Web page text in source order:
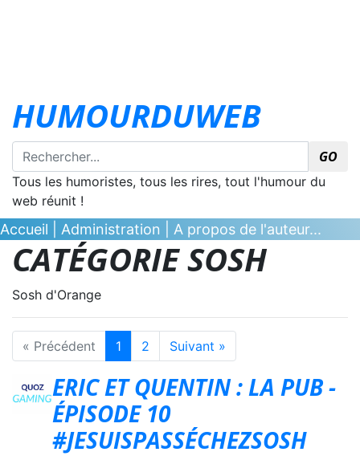
HUMOURDUWEB
GO
Tous les humoristes, tous les rires, tout l'humour du
web réunit !
Accueil Administration A propos de l'auteur...
CATÉGORIE SOSH
Sosh d'Orange
« Précédent 1 2 Suivant »
ERIC ET QUENTIN : LA PUB -
ÉPISODE 10
#JESUISPASSÉCHEZSOSH